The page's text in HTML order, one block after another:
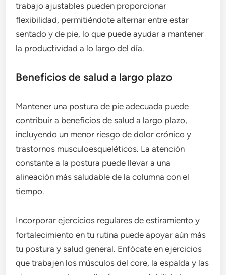
trabajo ajustables pueden proporcionar
flexibilidad, permitiéndote alternar entre estar
sentado y de pie, lo que puede ayudar a mantener
la productividad a lo largo del día.
Beneficios de salud a largo plazo
Mantener una postura de pie adecuada puede
contribuir a beneficios de salud a largo plazo,
incluyendo un menor riesgo de dolor crónico y
trastornos musculoesqueléticos. La atención
constante a la postura puede llevar a una
alineación más saludable de la columna con el
tiempo.
Incorporar ejercicios regulares de estiramiento y
fortalecimiento en tu rutina puede apoyar aún más
tu postura y salud general. Enfócate en ejercicios
que trabajen los músculos del core, la espalda y las